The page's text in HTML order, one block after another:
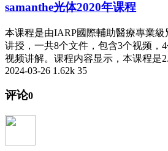
samanthe光体2020年课程
本课程是由IARP國際輔助醫療專業級
讲授，一共8个文件，包含3个视频，
视频讲解。课程内容显示，本课程是
2024-03-26 1.62k 35
评论0